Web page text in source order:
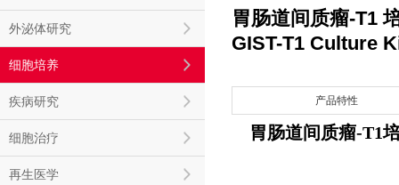
外泌体研究
细胞培养
疾病研究
细胞治疗
再生医学
胃肠道间质瘤-T1
GIST-T1 Culture
产品特性
胃肠道间质瘤-T1